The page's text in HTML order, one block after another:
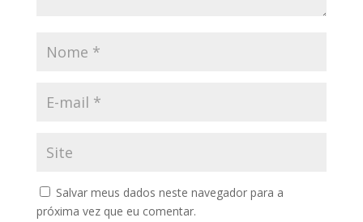
Salvar meus dados neste navegador para a
próxima vez que eu comentar.